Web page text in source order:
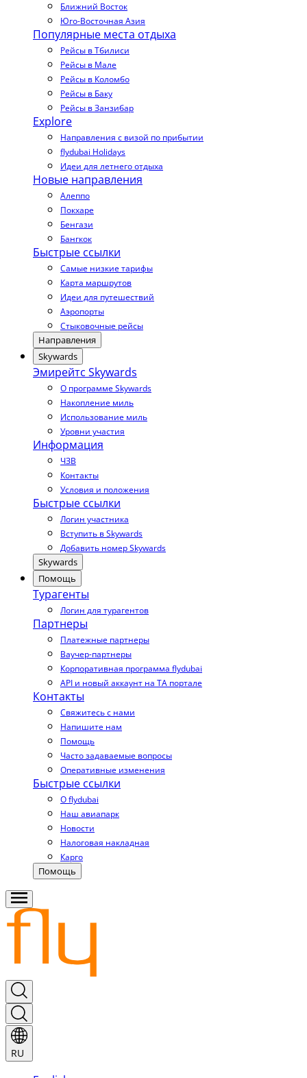
Ближний Восток
Юго-Восточная Азия
Популярные места отдыха
Рейсы в Тбилиси
Рейсы в Мале
Рейсы в Коломбо
Рейсы в Баку
Рейсы в Занзибар
Explore
Направления с визой по прибытии
flydubai Holidays
Идеи для летнего отдыха
Новые направления
Алеппо
Покхаре
Бенгази
Бангкок
Быстрые ссылки
Самые низкие тарифы
Карта маршрутов
Идеи для путешествий
Аэропорты
Стыковочные рейсы
Направления
Skywards
Эмирейтс Skywards
О программе Skywards
Накопление миль
Использование миль
Уровни участия
Информация
ЧЗВ
Контакты
Условия и положения
Быстрые ссылки
Логин участника
Вступить в Skywards
Добавить номер Skywards
Skywards
Помощь
Турагенты
Логин для турагентов
Партнеры
Платежные партнеры
Ваучер-партнеры
Корпоративная программа flydubai
API и новый аккаунт на TA портале
Контакты
Свяжитесь с нами
Напишите нам
Помощь
Часто задаваемые вопросы
Оперативные изменения
Быстрые ссылки
О flydubai
Наш авиапарк
Новости
Налоговая накладная
Карго
Помощь
RU